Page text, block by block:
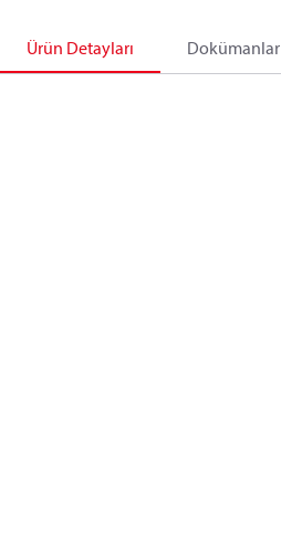
Ürün Detayları Dokümanlar